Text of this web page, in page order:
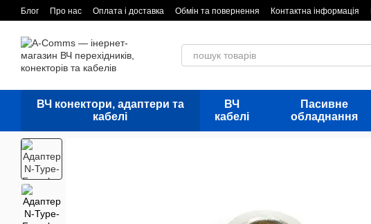
Перейти до основного контенту
Блог Про нас Оплата і доставка Обмін та повернення Контактна інформація
ВЧ конектори, адаптери та
кабелі
ВЧ
кабелі
Пасивне
обладнання